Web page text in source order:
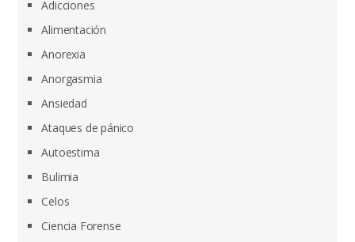
Adicciones
Alimentación
Anorexia
Anorgasmia
Ansiedad
Ataques de pánico
Autoestima
Bulimia
Celos
Ciencia Forense